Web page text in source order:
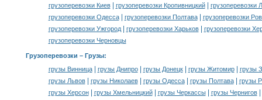
грузоперевозки Киев| грузоперевозки Кропивницкий|
грузоперевозки
грузоперевозки Одесса| грузоперевозки Полтава|
грузоперевозки
грузоперевозки Ужгород| грузоперевозки Харьков|
грузоперевозки
грузоперевозки Черновцы
Грузоперевозки – Грузы:
грузы Винница| грузы Днипро| грузы Донецк| грузы Житомир|
грузы
грузы Львов| грузы Николаев| грузы Одесса| грузы Полтава|
грузы
грузы Херсон| грузы Хмельницкий| грузы Черкассы| грузы Чернигов|